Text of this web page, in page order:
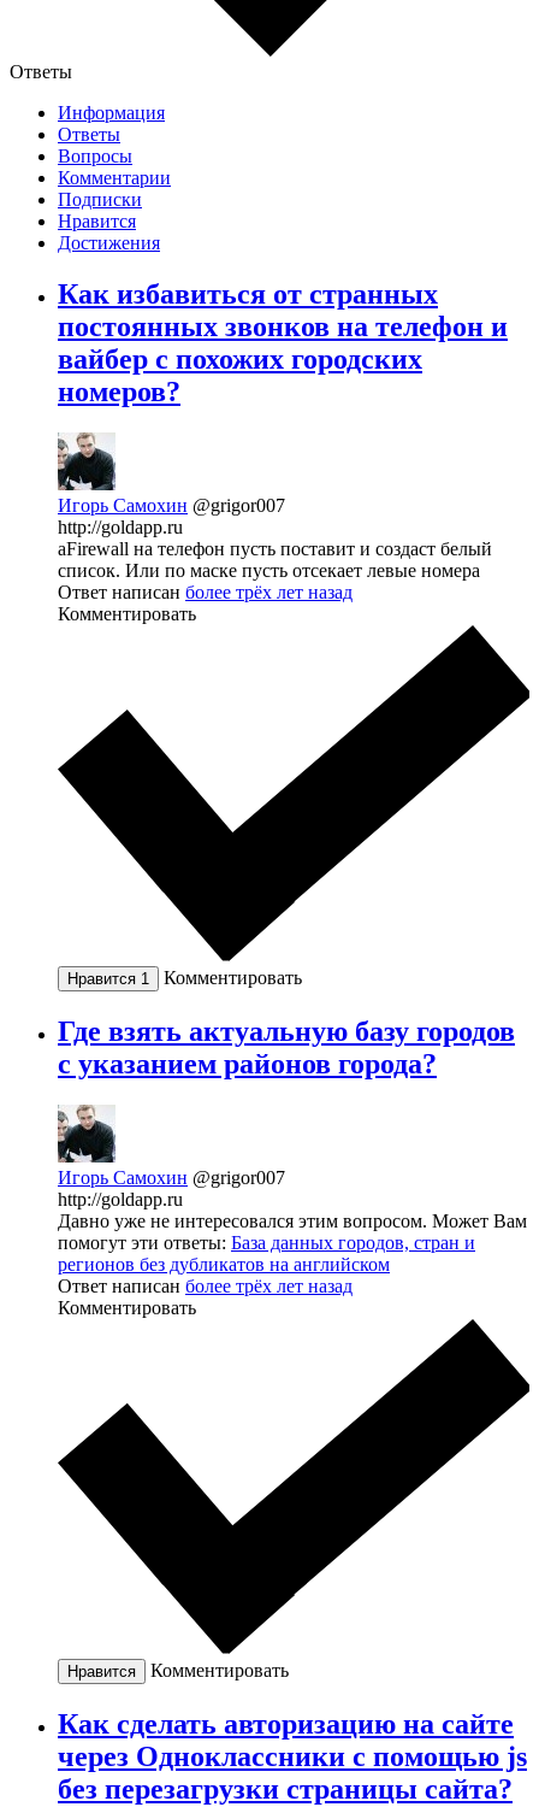
Ответы
Информация
Ответы
Вопросы
Комментарии
Подписки
Нравится
Достижения
Как избавиться от странных
постоянных звонков на телефон и
вайбер с похожих городских
номеров?
Игорь Самохин @grigor007
http://goldapp.ru
aFirewall на телефон пусть поставит и создаст белый
список. Или по маске пусть отсекает левые номера
Ответ написан более трёх лет назад
Комментировать
Нравится 1 Комментировать
Где взять актуальную базу городов
с указанием районов города?
Игорь Самохин @grigor007
http://goldapp.ru
Давно уже не интересовался этим вопросом. Может Вам
помогут эти ответы: База данных городов, стран и
регионов без дубликатов на английском
Ответ написан более трёх лет назад
Комментировать
Нравится Комментировать
Как сделать авторизацию на сайте
через Одноклассники с помощью js
без перезагрузки страницы сайта?